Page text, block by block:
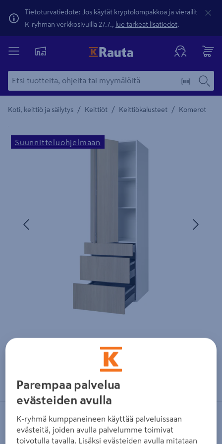
Tietoturvatiedote: Jos käytät kryptolompakkoa ja vierailit
K-ryhmän verkkosivuilla 27.7., lue tärkeät lisätiedot.
Koti, keittiö ja säilytys / Keittiöt / Keittiökalusteet / Komerot
Yksityiskohtainen kuvaus löytyy Tuotteen kuvaus -
Suunnitteluohjelmaan
Zoomaa kuvaa sormilla kosketusnäytöllä
Aamiaiskaappi Cello Hallila
CELLO
Parempaa palvelua
evästeiden avulla
K-ryhmä kumppaneineen käyttää palveluissaan
evästeitä, joiden avulla palvelumme toimivat
toivotulla tavalla. Lisäksi evästeiden avulla mitataan